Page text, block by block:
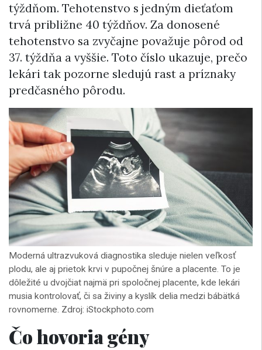
týždňom. Tehotenstvo s jedným dieťaťom
trvá približne 40 týždňov. Za donosené
tehotenstvo sa zvyčajne považuje pôrod od
37. týždňa a vyššie. Toto číslo ukazuje, prečo
lekári tak pozorne sledujú rast a príznaky
predčasného pôrodu.
Moderná ultrazvuková diagnostika sleduje nielen veľkosť
plodu, ale aj prietok krvi v pupočnej šnúre a placente. To je
dôležité u dvojčiat najmä pri spoločnej placente, kde lekári
musia kontrolovať, či sa živiny a kyslík delia medzi bábätká
rovnomerne. Zdroj: iStockphoto.com
Čo hovoria gény